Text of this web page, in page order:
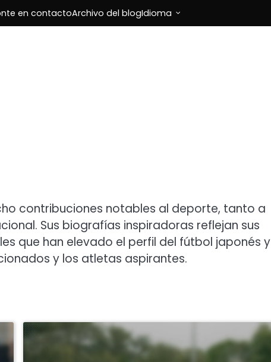
en contactoArchivo del blogIdioma
contribuciones notables al deporte, tanto a
Sus biografías inspiradoras reflejan sus
que han elevado el perfil del fútbol japonés y
y los atletas aspirantes.